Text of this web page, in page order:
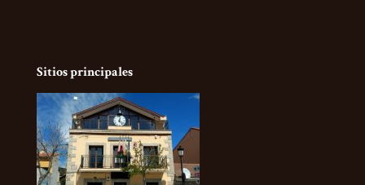
Sitios principales